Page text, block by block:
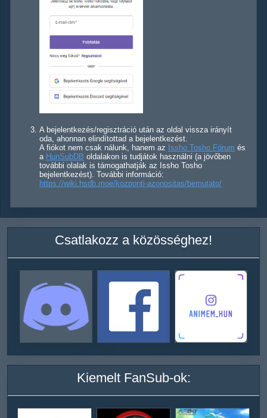
A bejelentkezés/regisztráció után az oldal vissza irányít
oda, ahonnan elindítottad a bejelentkezést.
A fiókot nem csak nálunk, hanem az Issho Tosho Fórum és
a HunSubDB oldalakon is tudjátok használni (a jövőben
további olalak is támogathatják az Issho Tosho
bejelentkezést). További információ:
https://wiki.hsdb.moe/kozponti-azonositas/bemutato/
Csatlakozz a közösséghez!
Kiemelt FanSub-ok: